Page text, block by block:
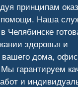
принципам
помощи. Наша
Челябинске
здоровья и
вашего дома,
гарантируем
и